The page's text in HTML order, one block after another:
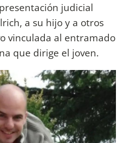
judicial
a su hijo y a otros
vinculada al entramado
que dirige el joven.